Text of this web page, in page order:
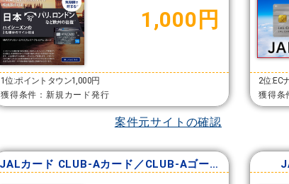
1,000円
1位:ポイントタウン1,000円
獲得条件：新規カード発行
案件元サイトの確認
2位:EC
獲得条
JALカード CLUB-Aカード／CLUB-Aゴールドカード（VISA）